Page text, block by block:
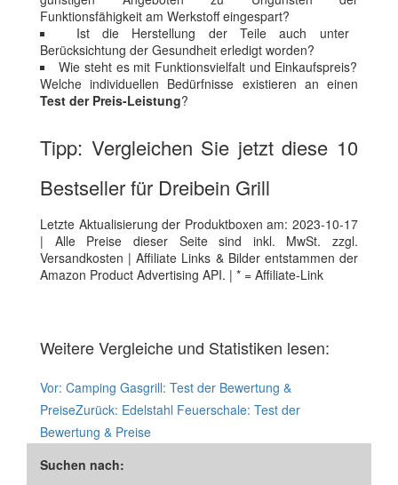
Funktionsfähigkeit am Werkstoff eingespart?
Ist die Herstellung der Teile auch unter
Berücksichtung der Gesundheit erledigt worden?
Wie steht es mit Funktionsvielfalt und Einkaufspreis?
Welche individuellen Bedürfnisse existieren an einen
Test der Preis-Leistung?
Tipp: Vergleichen Sie jetzt diese 10
Bestseller für Dreibein Grill
Letzte Aktualisierung der Produktboxen am: 2023-10-17
| Alle Preise dieser Seite sind inkl. MwSt. zzgl.
Versandkosten | Affiliate Links & Bilder entstammen der
Amazon Product Advertising API. | * = Affiliate-Link
Weitere Vergleiche und Statistiken lesen:
Vor: Camping Gasgrill: Test der Bewertung &
PreiseZurück: Edelstahl Feuerschale: Test der
Bewertung & Preise
Suchen nach: